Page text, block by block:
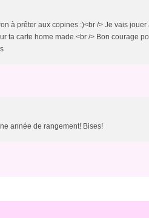
à prêter aux copines :)<br /> Je vais
ta carte home made.<br /> Bon courage
année de rangement! Bises!